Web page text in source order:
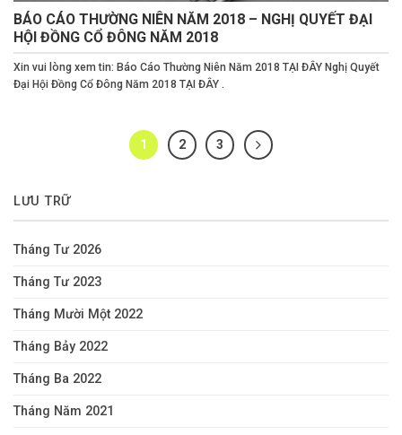
BÁO CÁO THƯỜNG NIÊN NĂM 2018 – NGHỊ QUYẾT ĐẠI
HỘI ĐỒNG CỔ ĐÔNG NĂM 2018
Xin vui lòng xem tin: Báo Cáo Thường Niên Năm 2018 TẠI ĐÂY Nghị Quyết
Đại Hội Đồng Cổ Đông Năm 2018 TẠI ĐÂY .
1 2 3
LƯU TRỮ
Tháng Tư 2026
Tháng Tư 2023
Tháng Mười Một 2022
Tháng Bảy 2022
Tháng Ba 2022
Tháng Năm 2021